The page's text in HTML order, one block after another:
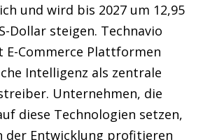
und wird bis 2027 um 12,95
Dollar steigen. Technavio
Commerce Plattformen
Intelligenz als zentrale
Unternehmen, die
diese Technologien setzen,
der Entwicklung profitieren